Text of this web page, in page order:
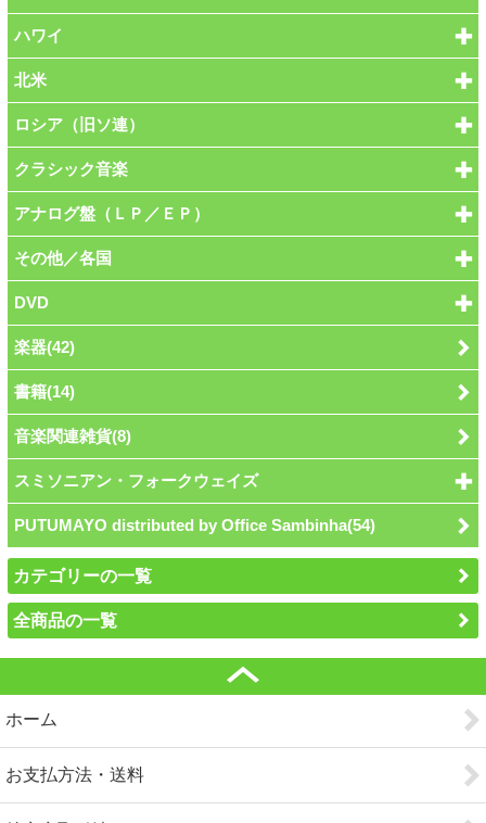
ハワイ
北米
ロシア（旧ソ連）
クラシック音楽
アナログ盤（ＬＰ／ＥＰ）
その他／各国
DVD
楽器(42)
書籍(14)
音楽関連雑貨(8)
スミソニアン・フォークウェイズ
PUTUMAYO distributed by Office Sambinha(54)
カテゴリーの一覧
全商品の一覧
ホーム
お支払方法・送料